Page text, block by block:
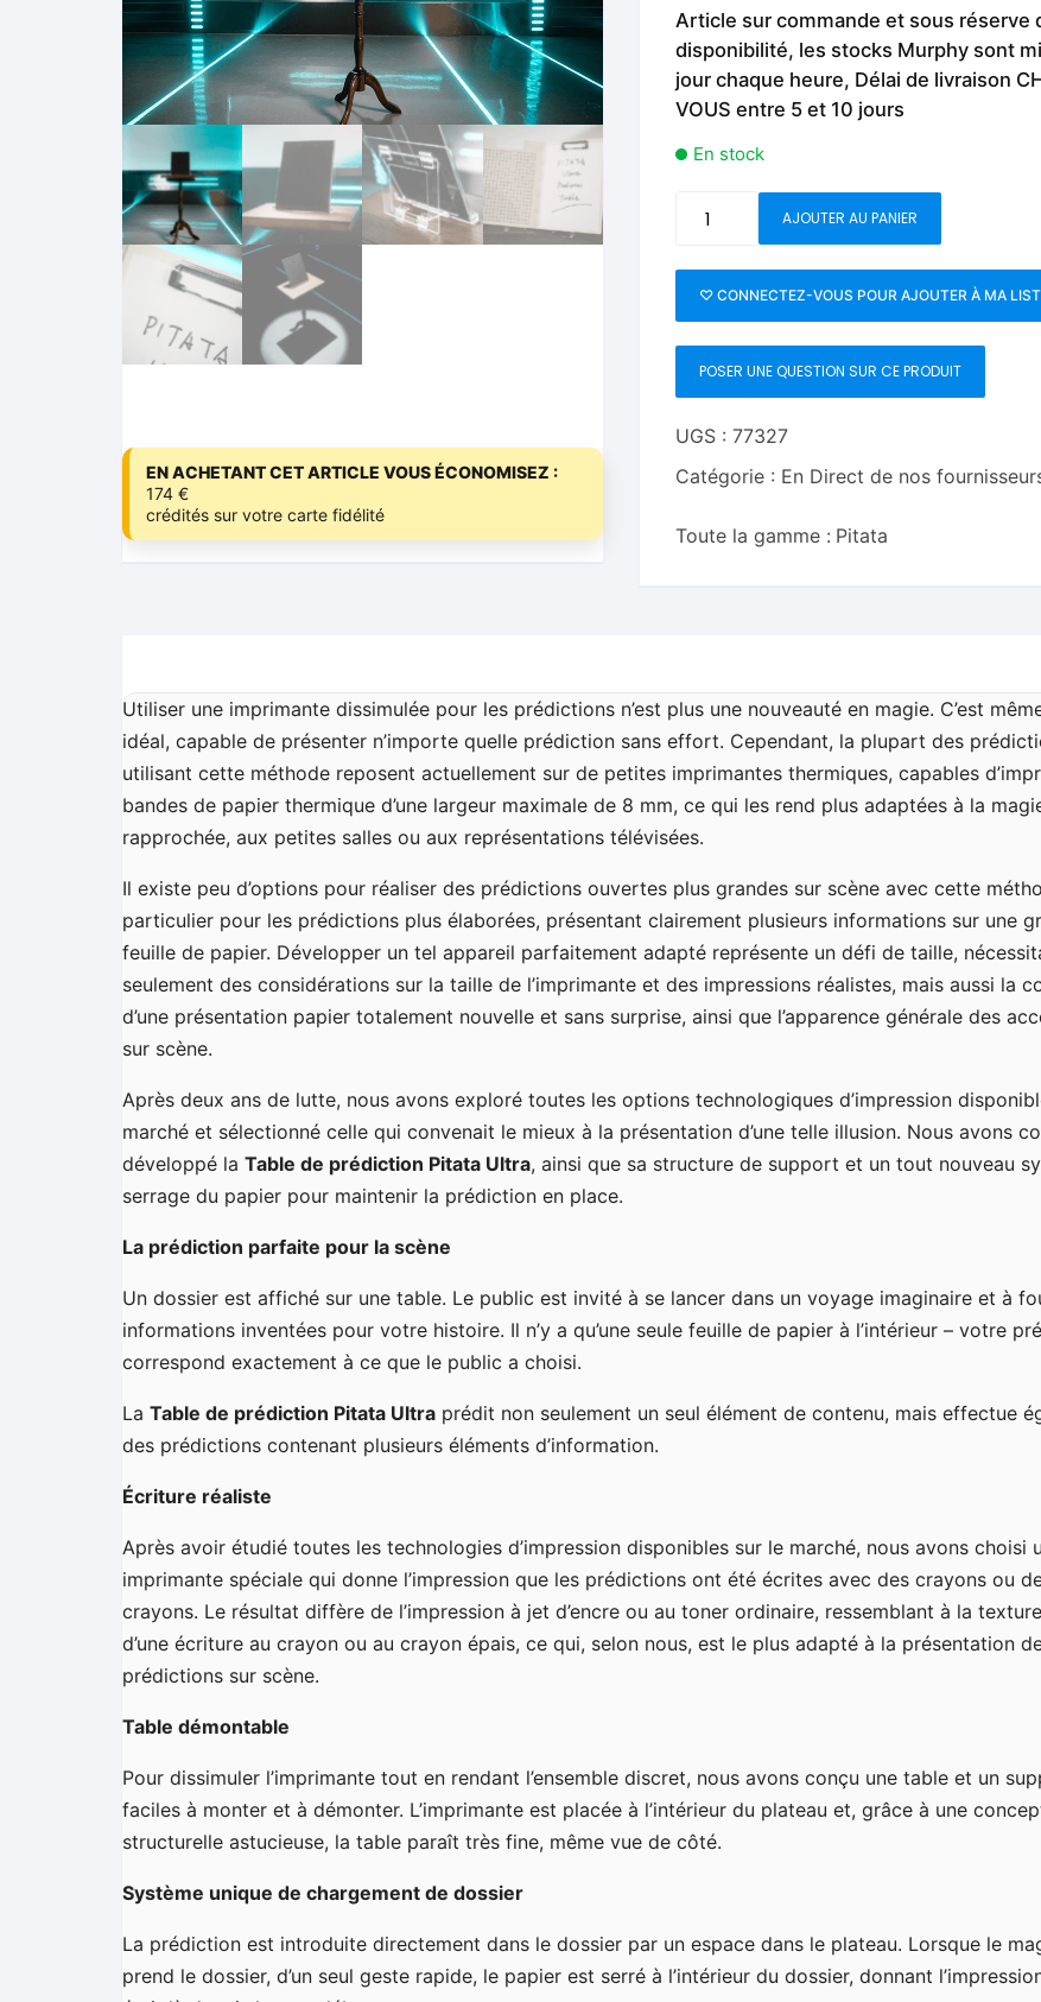
Fleurs C.Up
Foulards C.Up
Pièces-Billets
Cordes
Feu
Liquides
Mentalisme salon et
Pièces-Billets
Livres de tours de Pièces
Livres sur la Magie
impromptue
Les
Neige,
EN ACHETANT CET ARTICLE VOUS ÉCONOMISEZ :
174 €
crédités sur votre carte fidélité
Article sur commande et sous réserve
disponibilité, les stocks Murphy sont
jour chaque heure, Délai de livraison
VOUS entre 5 et 10 jours
En stock
Prediction
Table
by
Pitata
AJOUTER AU PANIER
♡ CONNECTEZ-VOUS POUR AJOUTER À MA
POSER UNE QUESTION SUR CE PRODUIT
UGS :77327
Catégorie : En Direct de nos
Toute la gamme : Pitata
Utiliser une imprimante dissimulée pour les prédictions n’est plus une nouveauté en magie. C’est
idéal, capable de présenter n’importe quelle prédiction sans effort. Cependant, la plupart des
utilisant cette méthode reposent actuellement sur de petites imprimantes thermiques, capables
bandes de papier thermique d’une largeur maximale de 8 mm, ce qui les rend plus adaptées à la
rapprochée, aux petites salles ou aux représentations télévisées.
Il existe peu d’options pour réaliser des prédictions ouvertes plus grandes sur scène avec cette
particulier pour les prédictions plus élaborées, présentant clairement plusieurs informations sur une
feuille de papier. Développer un tel appareil parfaitement adapté représente un défi de taille,
seulement des considérations sur la taille de l’imprimante et des impressions réalistes, mais aussi la
d’une présentation papier totalement nouvelle et sans surprise, ainsi que l’apparence générale des
sur scène.
Après deux ans de lutte, nous avons exploré toutes les options technologiques d’impression
marché et sélectionné celle qui convenait le mieux à la présentation d’une telle illusion. Nous avons
développé la Table de prédiction Pitata Ultra, ainsi que sa structure de support et un tout nouveau
serrage du papier pour maintenir la prédiction en place.
La prédiction parfaite pour la scène
Un dossier est affiché sur une table. Le public est invité à se lancer dans un voyage imaginaire et à
informations inventées pour votre histoire. Il n’y a qu’une seule feuille de papier à l’intérieur – votre
correspond exactement à ce que le public a choisi.
La Table de prédiction Pitata Ultra prédit non seulement un seul élément de contenu, mais effectue
des prédictions contenant plusieurs éléments d’information.
Écriture réaliste
Après avoir étudié toutes les technologies d’impression disponibles sur le marché, nous avons choisi
imprimante spéciale qui donne l’impression que les prédictions ont été écrites avec des crayons ou
crayons. Le résultat diffère de l’impression à jet d’encre ou au toner ordinaire, ressemblant à la
d’une écriture au crayon ou au crayon épais, ce qui, selon nous, est le plus adapté à la présentation
prédictions sur scène.
Table démontable
Pour dissimuler l’imprimante tout en rendant l’ensemble discret, nous avons conçu une table et un
faciles à monter et à démonter. L’imprimante est placée à l’intérieur du plateau et, grâce à une
structurelle astucieuse, la table paraît très fine, même vue de côté.
Système unique de chargement de dossier
La prédiction est introduite directement dans le dossier par un espace dans le plateau. Lorsque le
prend le dossier, d’un seul geste rapide, le papier est serré à l’intérieur du dossier, donnant